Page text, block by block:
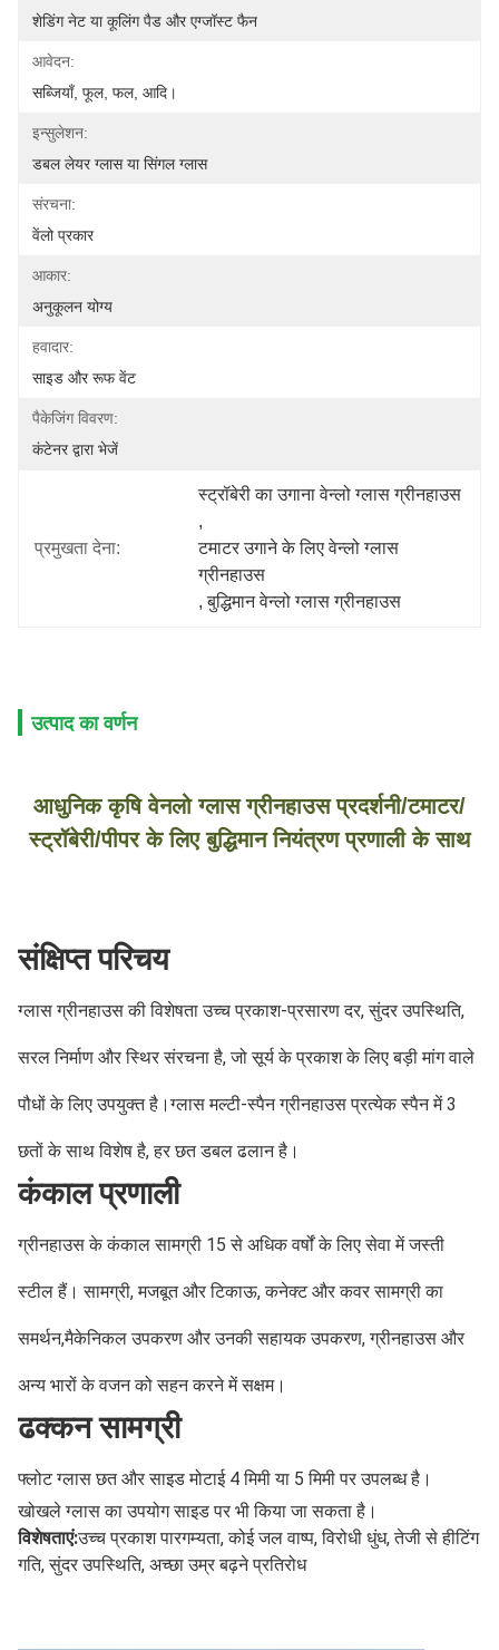
शेडिंग नेट या कूलिंग पैड और एग्जॉस्ट फैन
आवेदन:
सब्जियाँ, फूल, फल, आदि।
इन्सुलेशन:
डबल लेयर ग्लास या सिंगल ग्लास
संरचना:
वेंलो प्रकार
आकार:
अनुकूलन योग्य
हवादार:
साइड और रूफ वेंट
पैकेजिंग विवरण:
कंटेनर द्वारा भेजें
प्रमुखता देना:
स्ट्रॉबेरी का उगाना वेन्लो ग्लास ग्रीनहाउस
,
टमाटर उगाने के लिए वेन्लो ग्लास
ग्रीनहाउस
, बुद्धिमान वेन्लो ग्लास ग्रीनहाउस
उत्पाद का वर्णन
आधुनिक कृषि वेनलो ग्लास ग्रीनहाउस प्रदर्शनी/टमाटर/
स्ट्रॉबेरी/पीपर के लिए बुद्धिमान नियंत्रण प्रणाली के साथ
संक्षिप्त परिचय
ग्लास ग्रीनहाउस की विशेषता उच्च प्रकाश-प्रसारण दर, सुंदर उपस्थिति,
सरल निर्माण और स्थिर संरचना है, जो सूर्य के प्रकाश के लिए बड़ी मांग वाले
पौधों के लिए उपयुक्त है।ग्लास मल्टी-स्पैन ग्रीनहाउस प्रत्येक स्पैन में 3
छतों के साथ विशेष है, हर छत डबल ढलान है।
कंकाल प्रणाली
ग्रीनहाउस के कंकाल सामग्री 15 से अधिक वर्षों के लिए सेवा में जस्ती
स्टील हैं। सामग्री, मजबूत और टिकाऊ, कनेक्ट और कवर सामग्री का
समर्थन,मैकेनिकल उपकरण और उनकी सहायक उपकरण, ग्रीनहाउस और
अन्य भारों के वजन को सहन करने में सक्षम।
ढक्कन सामग्री
फ्लोट ग्लास छत और साइड मोटाई 4 मिमी या 5 मिमी पर उपलब्ध है।
खोखले ग्लास का उपयोग साइड पर भी किया जा सकता है।
विशेषताएं:उच्च प्रकाश पारगम्यता, कोई जल वाष्प, विरोधी धुंध, तेजी से हीटिंग
गति, सुंदर उपस्थिति, अच्छा उम्र बढ़ने प्रतिरोध